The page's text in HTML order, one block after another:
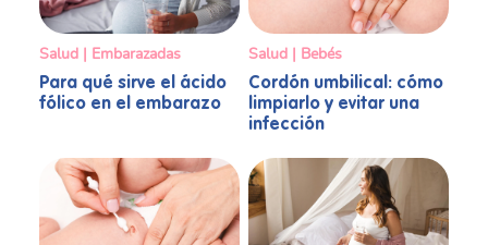
Salud | Embarazadas
Para qué sirve el ácido
fólico en el embarazo
Salud | Bebés
Cordón umbilical: cómo
limpiarlo y evitar una
infección